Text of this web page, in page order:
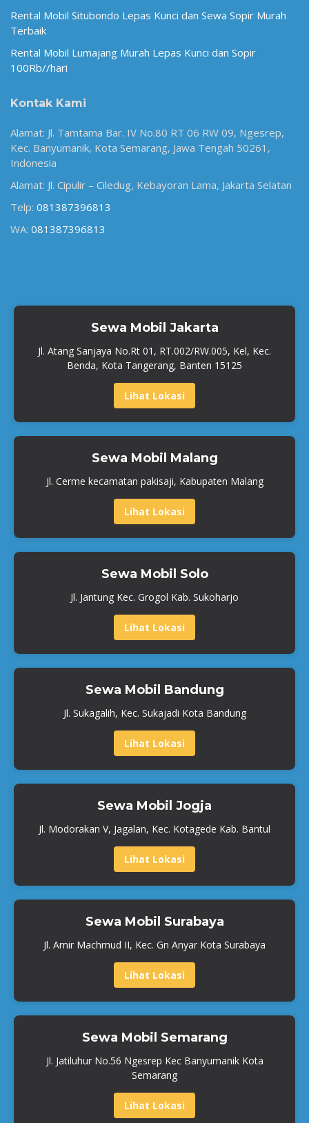
Rental Mobil Situbondo Lepas Kunci dan Sewa Sopir Murah
Terbaik
Rental Mobil Lumajang Murah Lepas Kunci dan Sopir
100Rb//hari
Kontak Kami
Alamat: Jl. Tamtama Bar. IV No.80 RT 06 RW 09, Ngesrep,
Kec. Banyumanik, Kota Semarang, Jawa Tengah 50261,
Indonesia
Alamat: Jl. Cipulir – Ciledug, Kebayoran Lama, Jakarta Selatan
Telp: 081387396813
WA: 081387396813
Sewa Mobil Jakarta
Jl. Atang Sanjaya No.Rt 01, RT.002/RW.005, Kel, Kec.
Benda, Kota Tangerang, Banten 15125
Lihat Lokasi
Sewa Mobil Malang
Jl. Cerme kecamatan pakisaji, Kabupaten Malang
Lihat Lokasi
Sewa Mobil Solo
Jl. Jantung Kec. Grogol Kab. Sukoharjo
Lihat Lokasi
Sewa Mobil Bandung
Jl. Sukagalih, Kec. Sukajadi Kota Bandung
Lihat Lokasi
Sewa Mobil Jogja
Jl. Modorakan V, Jagalan, Kec. Kotagede Kab. Bantul
Lihat Lokasi
Sewa Mobil Surabaya
Jl. Amir Machmud II, Kec. Gn Anyar Kota Surabaya
Lihat Lokasi
Sewa Mobil Semarang
Jl. Jatiluhur No.56 Ngesrep Kec Banyumanik Kota
Semarang
Lihat Lokasi